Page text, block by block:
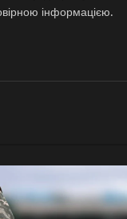
інформацією.